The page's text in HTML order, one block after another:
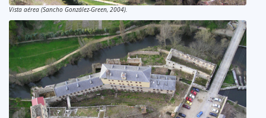
Vista aérea (Sancho González-Green, 2004).